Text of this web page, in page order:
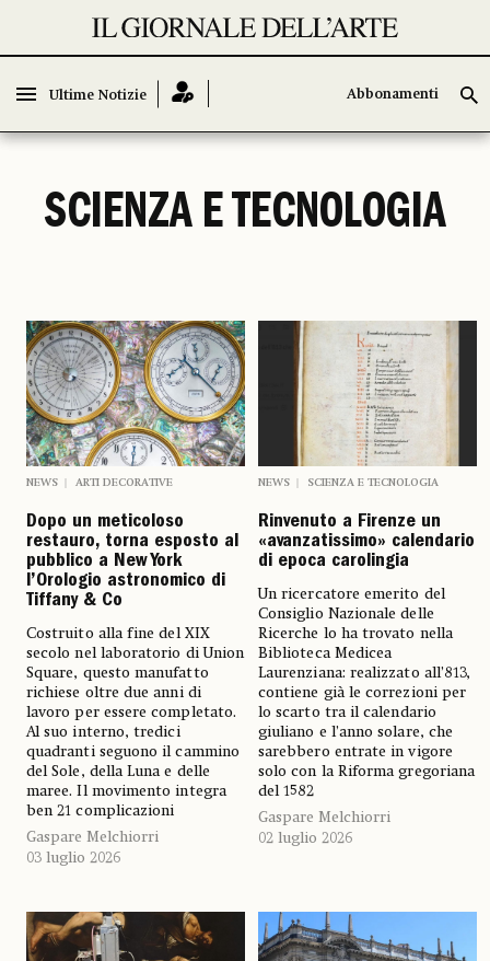
Ultime Notizie Abbonamenti
Ultime Notizie Abbonamenti
SCIENZA E TECNOLOGIA
NEWS ARTI DECORATIVE
Dopo un meticoloso
restauro, torna esposto al
pubblico a New York
l’Orologio astronomico di
Tiffany & Co
Costruito alla fine del XIX
secolo nel laboratorio di Union
Square, questo manufatto
richiese oltre due anni di
lavoro per essere completato.
Al suo interno, tredici
quadranti seguono il cammino
del Sole, della Luna e delle
maree. Il movimento integra
ben 21 complicazioni
Gaspare Melchiorri
03 luglio 2026
NEWS SCIENZA E TECNOLOGIA
Rinvenuto a Firenze un
«avanzatissimo» calendario
di epoca carolingia
Un ricercatore emerito del
Consiglio Nazionale delle
Ricerche lo ha trovato nella
Biblioteca Medicea
Laurenziana: realizzato all’813,
contiene già le correzioni per
lo scarto tra il calendario
giuliano e l’anno solare, che
sarebbero entrate in vigore
solo con la Riforma gregoriana
del 1582
Gaspare Melchiorri
02 luglio 2026